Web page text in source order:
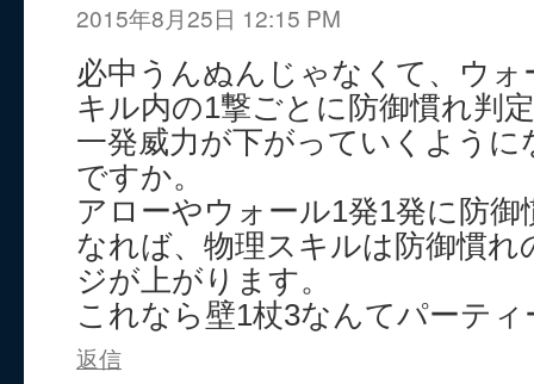
2015年8月25日 12:15 PM
必中うんぬんじゃなくて、ウ
キル内の1撃ごとに防御慣れ判
一発威力が下がっていくよう
ですか。
アローやウォール1発1発に防
なれば、物理スキルは防御慣れ
ジが上がります。
これなら壁1杖3なんてパーテ
返信